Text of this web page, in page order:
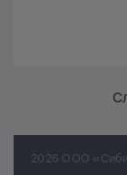
2026 ООО